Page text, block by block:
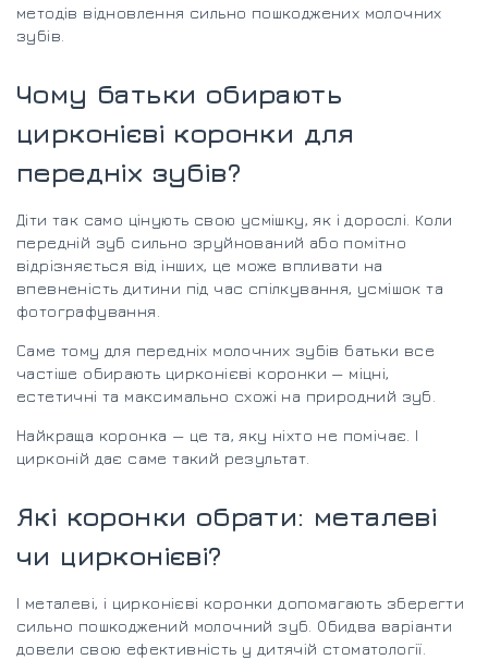
методів відновлення сильно пошкоджених молочних
зубів.
Чому батьки обирають
цирконієві коронки для
передніх зубів?
Діти так само цінують свою усмішку, як і дорослі. Коли
передній зуб сильно зруйнований або помітно
відрізняється від інших, це може впливати на
впевненість дитини під час спілкування, усмішок та
фотографування.
Саме тому для передніх молочних зубів батьки все
частіше обирають цирконієві коронки — міцні,
естетичні та максимально схожі на природний зуб.
Найкраща коронка — це та, яку ніхто не помічає. І
цирконій дає саме такий результат.
Які коронки обрати: металеві
чи цирконієві?
І металеві, і цирконієві коронки допомагають зберегти
сильно пошкоджений молочний зуб. Обидва варіанти
довели свою ефективність у дитячій стоматології.